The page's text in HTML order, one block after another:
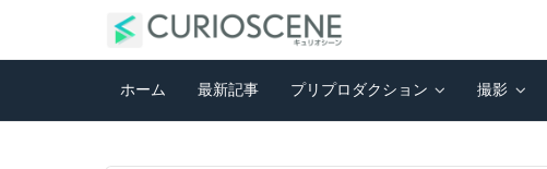
ホーム 最新記事 プリプロダクション 撮影